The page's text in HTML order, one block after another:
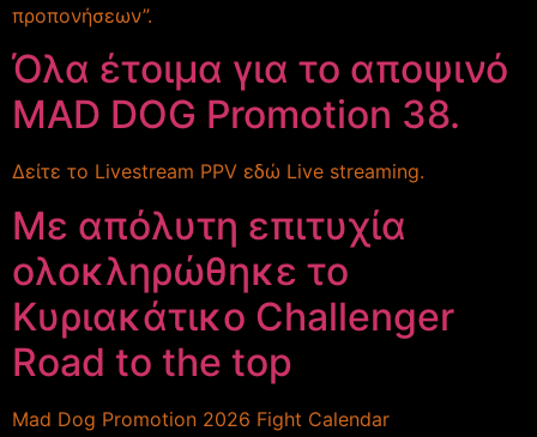
προπονήσεων”.
Όλα έτοιμα για το αποψινό
MAD DOG Promotion 38.
Δείτε το Livestream PPV εδώ Live streaming.
Με απόλυτη επιτυχία
ολοκληρώθηκε το
Κυριακάτικο Challenger
Road to the top
Mad Dog Promotion 2026 Fight Calendar